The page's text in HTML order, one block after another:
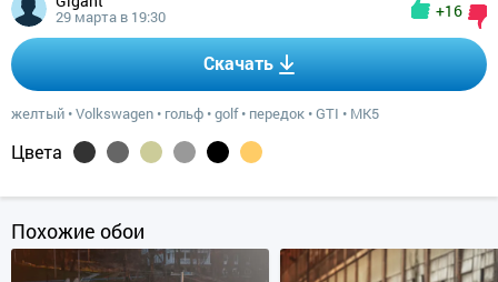
29 марта в 19:30 +16
Скачать
желтый •Volkswagen • гольф •golf• передок •GTI • MK5
Цвета
Похожие обои